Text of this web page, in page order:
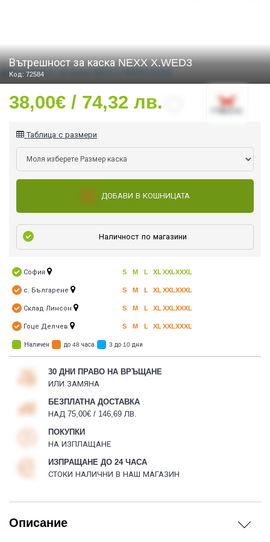
ЕКИПИРОВКА
Вътрешност за каска NEXX X.WED3
Код: 72584
38,00€ / 74,32 лв.
Таблица с размери
ДОБАВИ В КОШНИЦАТА
Наличност по магазини
София S M L XL XXLXXXL
с. Българене S M L XL XXLXXXL
Склад Линсон S M L XL XXLXXXL
Гоце Делчев S M L XL XXLXXXL
Наличен до 48 часа 3 до 10 дни
30 ДНИ ПРАВО НА ВРЪЩАНЕ
ИЛИ ЗАМЯНА
БЕЗПЛАТНА ДОСТАВКА
НАД 75,00€ / 146,69 ЛВ.
ПОКУПКИ
НА ИЗПЛАЩАНЕ
ИЗПРАЩАНЕ ДО 24 ЧАСА
СТОКИ НАЛИЧНИ В НАШ МАГАЗИН
Описание